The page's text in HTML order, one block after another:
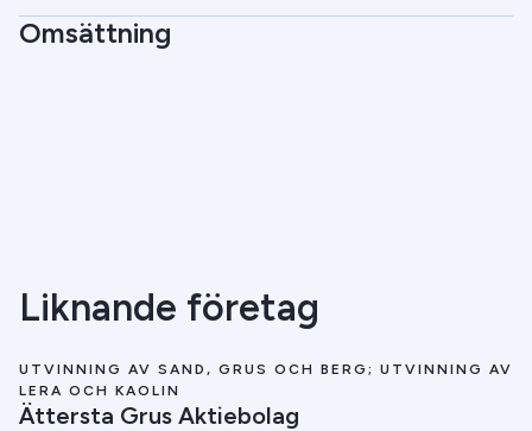
Omsättning
Liknande företag
UTVINNING AV SAND, GRUS OCH BERG; UTVINNING AV
LERA OCH KAOLIN
Ättersta Grus Aktiebolag